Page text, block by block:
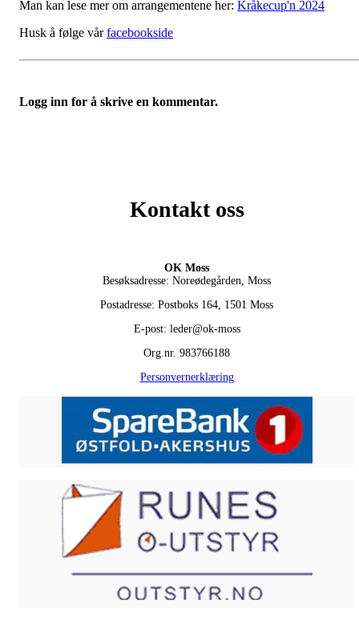
Man kan lese mer om arrangementene her: Kråkecup'n 2024
Husk å følge vårfacebookside
Logg inn for å skrive en kommentar.
Kontakt oss
OK Moss
Besøksadresse: Noreødegården, Moss
Postadresse: Postboks 164, 1501 Moss
E-post: leder@ok-moss
Org.nr. 983766188
Personvernerklæring